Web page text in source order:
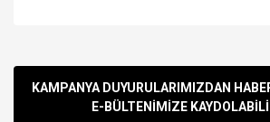
Yorum Yaz
kullanarak tarafımıza iletebilirsiniz.
Görüş ve önerileriniz için teşekkür ederiz.
KAMPANYA DUYURULARIMIZDAN
E-BÜLTENİMİZE